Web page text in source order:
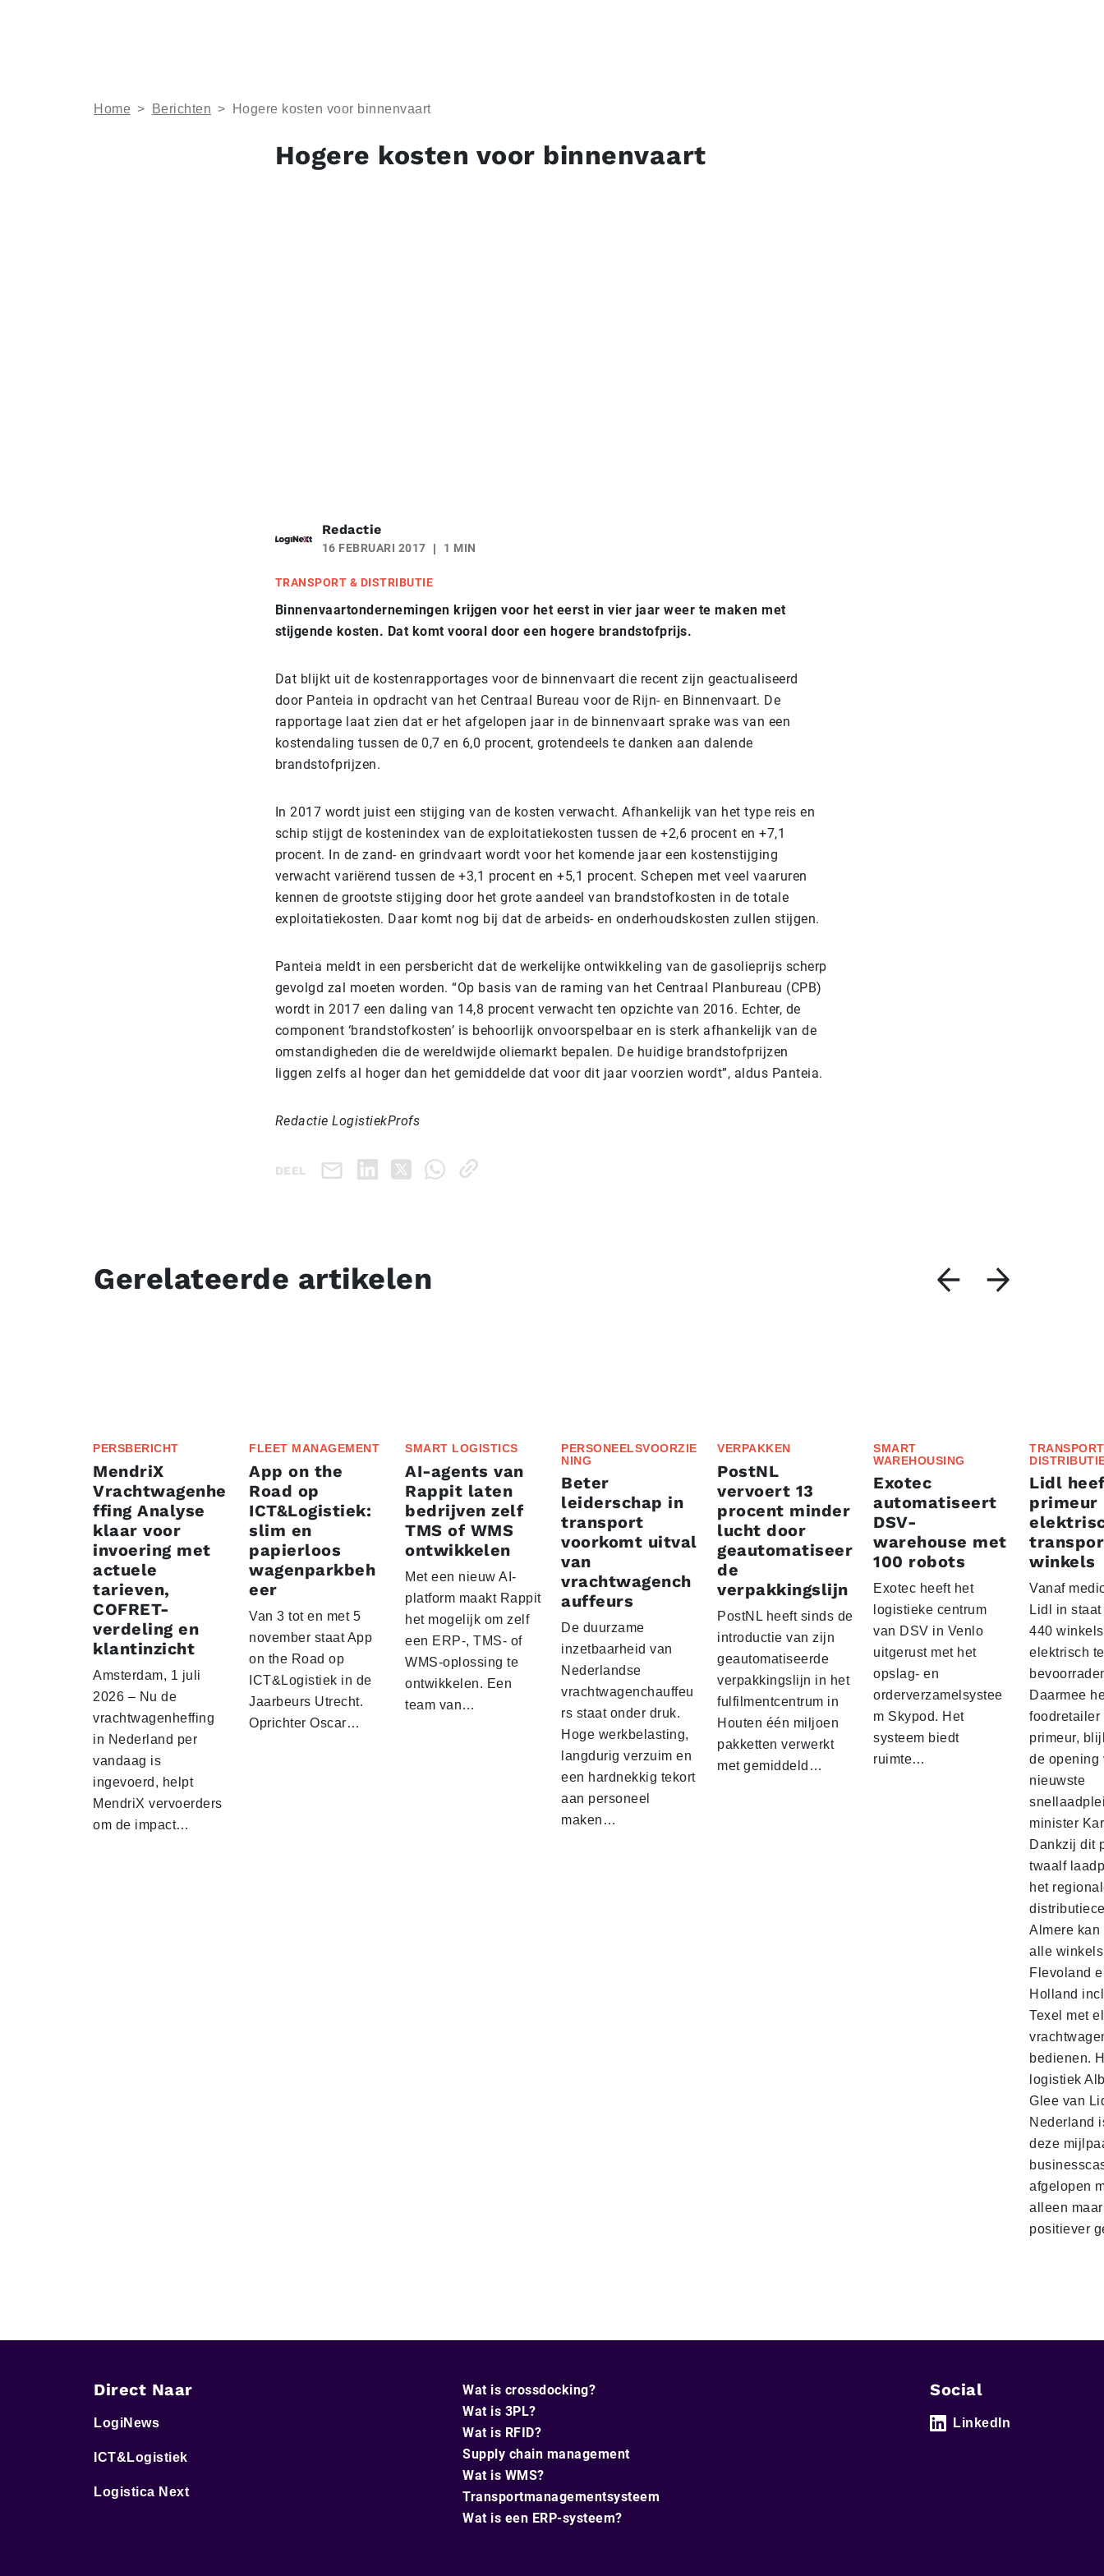
Home > Berichten > Hogere kosten voor binnenvaart
Hogere kosten voor binnenvaart
Redactie
16 FEBRUARI 2017 1 MIN
TRANSPORT & DISTRIBUTIE
Binnenvaartondernemingen krijgen voor het eerst in vier jaar weer te maken met
stijgende kosten. Dat komt vooral door een hogere brandstofprijs.
Dat blijkt uit de kostenrapportages voor de binnenvaart die recent zijn geactualiseerd
door Panteia in opdracht van het Centraal Bureau voor de Rijn- en Binnenvaart. De
rapportage laat zien dat er het afgelopen jaar in de binnenvaart sprake was van een
kostendaling tussen de 0,7 en 6,0 procent, grotendeels te danken aan dalende
brandstofprijzen.
In 2017 wordt juist een stijging van de kosten verwacht. Afhankelijk van het type reis en
schip stijgt de kostenindex van de exploitatiekosten tussen de +2,6 procent en +7,1
procent. In de zand- en grindvaart wordt voor het komende jaar een kostenstijging
verwacht variërend tussen de +3,1 procent en +5,1 procent. Schepen met veel vaaruren
kennen de grootste stijging door het grote aandeel van brandstofkosten in de totale
exploitatiekosten. Daar komt nog bij dat de arbeids- en onderhoudskosten zullen stijgen.
Panteia meldt in een persbericht dat de werkelijke ontwikkeling van de gasolieprijs scherp
gevolgd zal moeten worden. “Op basis van de raming van het Centraal Planbureau (CPB)
wordt in 2017 een daling van 14,8 procent verwacht ten opzichte van 2016. Echter, de
component ‘brandstofkosten’ is behoorlijk onvoorspelbaar en is sterk afhankelijk van de
omstandigheden die de wereldwijde oliemarkt bepalen. De huidige brandstofprijzen
liggen zelfs al hoger dan het gemiddelde dat voor dit jaar voorzien wordt”, aldus Panteia.
Redactie LogistiekProfs
DEEL
Gerelateerde artikelen
PERSBERICHT
MendriX
Vrachtwagenhe
ffing Analyse
klaar voor
invoering met
actuele
tarieven,
COFRET-
verdeling en
klantinzicht
Amsterdam, 1 juli
2026 – Nu de
vrachtwagenheffing
in Nederland per
vandaag is
ingevoerd, helpt
MendriX vervoerders
om de impact…
FLEET MANAGEMENT
App on the
Road op
ICT&Logistiek:
slim en
papierloos
wagenparkbeh
eer
Van 3 tot en met 5
november staat App
on the Road op
ICT&Logistiek in de
Jaarbeurs Utrecht.
Oprichter Oscar…
SMART LOGISTICS
AI-agents van
Rappit laten
bedrijven zelf
TMS of WMS
ontwikkelen
Met een nieuw AI-
platform maakt Rappit
het mogelijk om zelf
een ERP-, TMS- of
WMS-oplossing te
ontwikkelen. Een
team van…
PERSONEELSVOORZIE
NING
Beter
leiderschap in
transport
voorkomt uitval
van
vrachtwagench
auffeurs
De duurzame
inzetbaarheid van
Nederlandse
vrachtwagenchauffeu
rs staat onder druk.
Hoge werkbelasting,
langdurig verzuim en
een hardnekkig tekort
aan personeel
maken…
VERPAKKEN
PostNL
vervoert 13
procent minder
lucht door
geautomatiseer
de
verpakkingslijn
PostNL heeft sinds de
introductie van zijn
geautomatiseerde
verpakkingslijn in het
fulfilmentcentrum in
Houten één miljoen
pakketten verwerkt
met gemiddeld…
SMART
WAREHOUSING
Exotec
automatiseert
DSV-
warehouse met
100 robots
Exotec heeft het
logistieke centrum
van DSV in Venlo
uitgerust met het
opslag- en
orderverzamelsystee
m Skypod. Het
systeem biedt
ruimte…
Lidl
primeur
winkels
Vanaf
Lidl in
440 winkels
elektrisch te
Daarmee
foodretailer
primeur,
de opening
nieuwste
minister
Dankzij dit
twaalf
het
Almere
alle
Flevoland
Holland
Texel met
bedienen.
logistiek
Glee van
Nederland
deze
afgelopen
alleen maar
positiever
Direct Naar
LogiNews
ICT&Logistiek
Logistica Next
Wat is crossdocking?
Wat is 3PL?
Wat is RFID?
Supply chain management
Wat is WMS?
Transportmanagementsysteem
Wat is een ERP-systeem?
Social
LinkedIn